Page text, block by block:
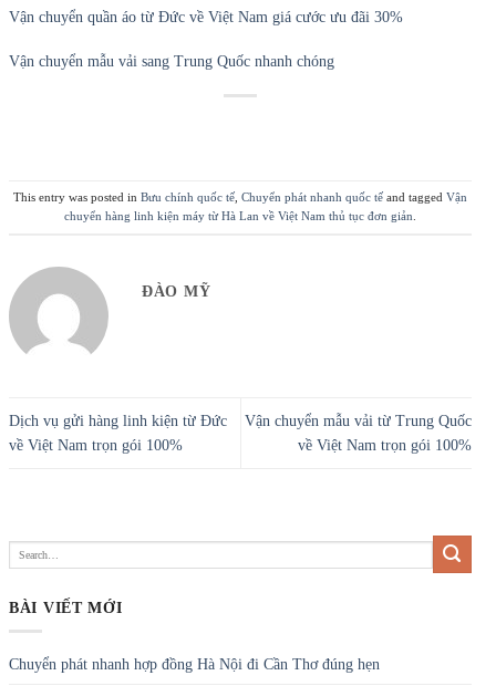
Vận chuyển quần áo từ Đức về Việt Nam giá cước ưu đãi 30%
Vận chuyển mẫu vải sang Trung Quốc nhanh chóng
This entry was posted in Bưu chính quốc tế Chuyển phát nhanh quốc tế and tagged Vận
chuyển hàng linh kiện máy từ Hà Lan về Việt Nam thủ tục đơn giản
ĐÀO MỸ
Dịch vụ gửi hàng linh kiện từ Đức
về Việt Nam trọn gói 100%
Vận chuyển mẫu vải từ Trung Quốc
về Việt Nam trọn gói 100%
BÀI VIẾT MỚI
Chuyển phát nhanh hợp đồng Hà Nội đi Cần Thơ đúng hẹn